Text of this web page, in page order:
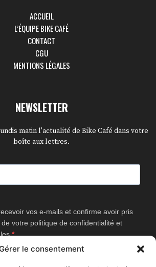
le consentement
ACCUEIL
L’ÉQUIPE BIKE CAFÉ
CONTACT
CGU
MENTIONS LÉGALES
NEWSLETTER
matin l'actualité de Bike Café dans votre
boîte aux lettres.
vos e-mails et confirme avoir pris
votre politique de confidentialité et
à tout moment en cliquant sur le lien